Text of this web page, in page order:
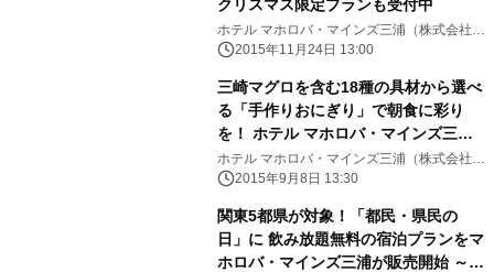
クリスマス限定プランも受付中
ホテル マホロバ・マインズ三浦（株式会社四
季の自然舎）
2015年11月24日 13:00
三崎マグロを含む18種の具材から選べ
る「手作りおにぎり」で朝食に彩り
を！ ホテル マホロバ・マインズ三浦
が朝食バイキングで選べるおにぎりを
提供
ホテル マホロバ・マインズ三浦（株式会社四
季の自然舎）
2015年9月8日 13:30
関東5都県が対象！「都民・県民の
日」に 飲み放題無料の宿泊プランをマ
ホロバ・マインズ三浦が販売開始 ～東